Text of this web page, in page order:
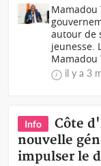
Mamadou
autour de
jeunesse.
Mamadou
il y a 3
Info
Côte
nouvelle
impulser le